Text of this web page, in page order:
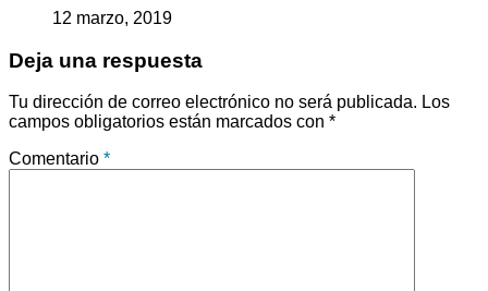
12 marzo, 2019
Deja una respuesta
Tu dirección de correo electrónico no será publicada. Los
campos obligatorios están marcados con *
Comentario *